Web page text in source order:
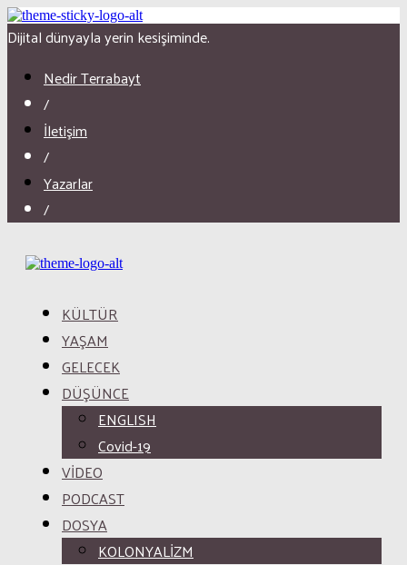
Dijital dünyayla yerin kesişiminde.
Nedir Terrabayt
/
İletişim
/
Yazarlar
/
KÜLTÜR
YAŞAM
GELECEK
DÜŞÜNCE
ENGLISH
Covid-19
VİDEO
PODCAST
DOSYA
KOLONYALİZM